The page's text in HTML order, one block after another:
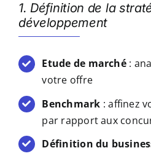
1. Définition de la
développement
Etude de marché:
votre offre
Benchmark : affinez
par rapport aux
Définition du